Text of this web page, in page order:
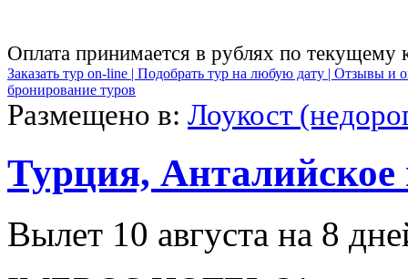
Оплата принимается в рублях по текущему
Заказать тур on-line | Подобрать тур на любую дату | Отзывы и
бронирование туров
Размещено в: Лоукост
Турция, Анталийское
Вылет 10 августа на 8